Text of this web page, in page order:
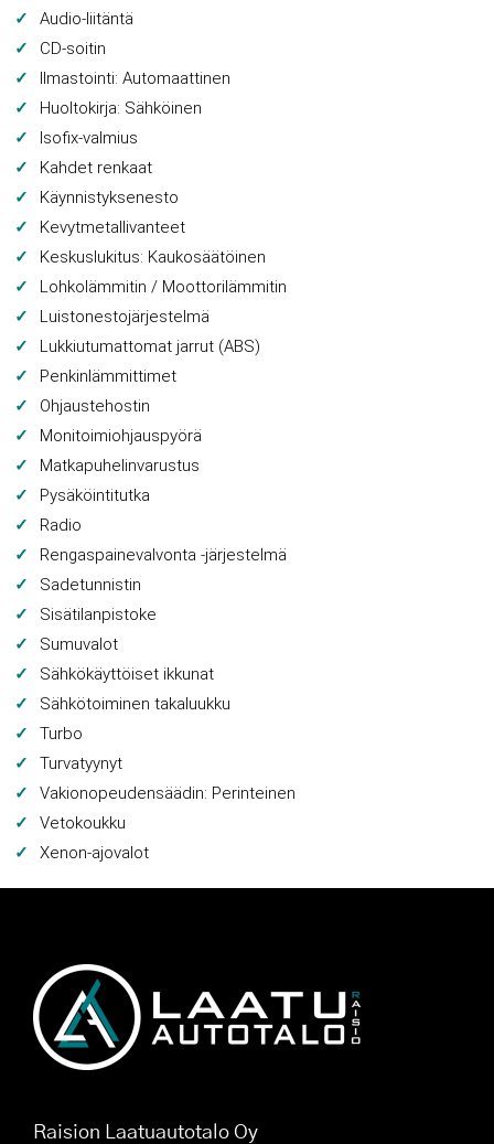
Audio-liitäntä
CD-soitin
Ilmastointi: Automaattinen
Huoltokirja: Sähköinen
Isofix-valmius
Kahdet renkaat
Käynnistyksenesto
Kevytmetallivanteet
Keskuslukitus: Kaukosäätöinen
Lohkolämmitin / Moottorilämmitin
Luistonestojärjestelmä
Lukkiutumattomat jarrut (ABS)
Penkinlämmittimet
Ohjaustehostin
Monitoimiohjauspyörä
Matkapuhelinvarustus
Pysäköintitutka
Radio
Rengaspainevalvonta -järjestelmä
Sadetunnistin
Sisätilanpistoke
Sumuvalot
Sähkökäyttöiset ikkunat
Sähkötoiminen takaluukku
Turbo
Turvatyynyt
Vakionopeudensäädin: Perinteinen
Vetokoukku
Xenon-ajovalot
Raision Laatuautotalo Oy